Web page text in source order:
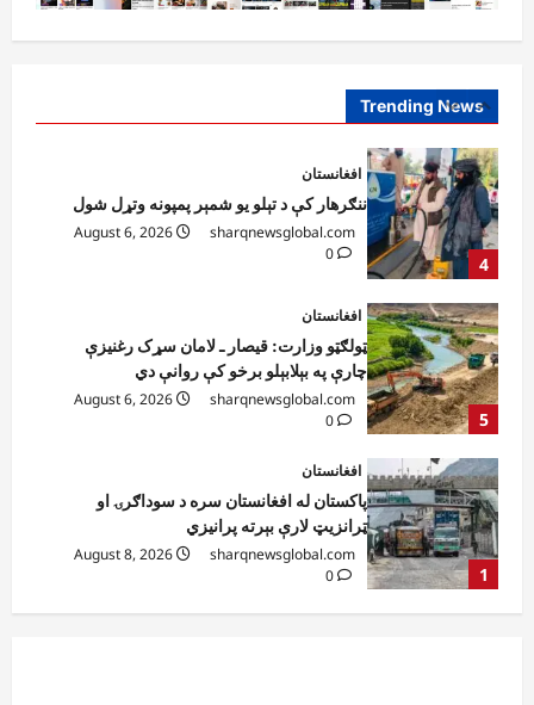
Trending News4
5
ټولګټو وزارت: قیصار ـ لامان سړک رغنیزې
چارې په بېلابېلو برخو کې روانې دي
sharqnewsglobal.com
0
1
افغانستان
پاکستان له افغانستان سره د سوداګرۍ او
ټرانزیټ لارې بېرته پرانیزي
sharqnewsglobal.com
0
2
نړۍ
کیېف ته څېرمه د روسیې په تازه بریدونو کې
درې کسان وژل شوي
sharqnewsglobal.com
0